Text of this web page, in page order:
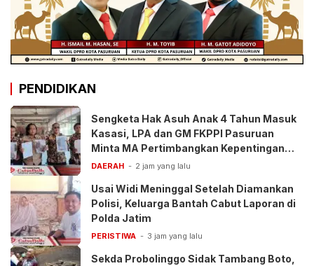
PENDIDIKAN
Sengketa Hak Asuh Anak 4 Tahun Masuk
Kasasi, LPA dan GM FKPPI Pasuruan
Minta MA Pertimbangkan Kepentingan
Anak
DAERAH 2 jam yang lalu
Usai Widi Meninggal Setelah Diamankan
Polisi, Keluarga Bantah Cabut Laporan di
Polda Jatim
PERISTIWA 3 jam yang lalu
Sekda Probolinggo Sidak Tambang Boto,